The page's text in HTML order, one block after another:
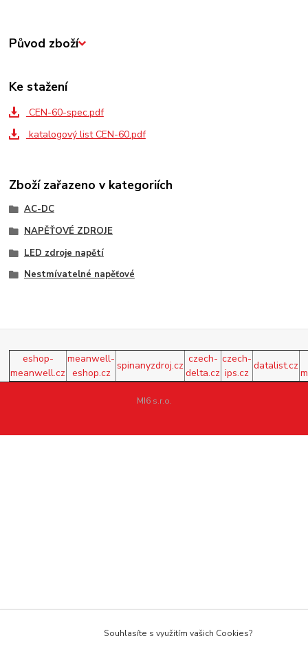
Původ zboží
Ke stažení
CEN-60-spec.pdf
katalogový list CEN-60.pdf
Zboží zařazeno v kategoriích
AC-DC
NAPĚŤOVÉ ZDROJE
LED zdroje napětí
Nestmívatelné napěťové
eshop-
meanwell.cz
meanwell-
eshop.cz
spinanyzdroj.cz
czech-
delta.cz
czech-
ips.cz
datalist.cz
MI6 s.r.o.
Souhlasíte s využitím vašich Cookies?